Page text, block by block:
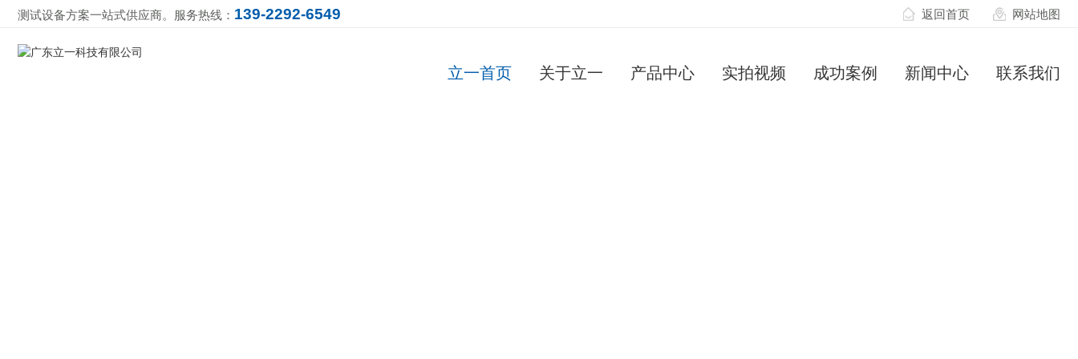
测试设备方案一站式供应商。服务热线： 139-2292-6549 返回首页 网站地图
立一首页 关于立一 产品中心 实拍视频 成功案例 新闻中心 联系我们